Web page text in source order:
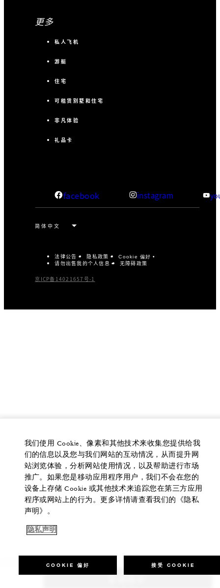
查看房价
更多
私人飞机
游艇
住宅
可租赁别墅和住宅
非凡体验
礼品卡
facebook instagram
法律公告 隐私政策 Cookie 偏好
请勿出售我的个人信息 无障碍政策
京ICP备14021657号-1
我们使用 Cookie、像素和其他技术来收集您提供给我
们的信息以及您与我们网站的互动情况，从而提升网
站浏览体验，分析网站使用情况，以及帮助进行市场
推广。如果您是移动应用程序用户，我们不会在您的
设备上存储 Cookie 或其他技术来追踪您在第三方应用
程序或网站上的行为。更多详情请查看我们的《隐私
声明》。
隐私声明
COOKIE 偏好 接受 COOKIE